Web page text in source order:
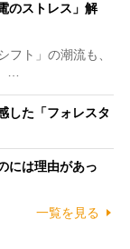
のストレス」解
ト」の潮流も、
…
した「フォレスタ
には理由があっ
一覧を見る